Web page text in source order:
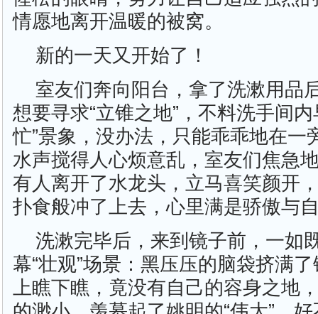
情愿地离开温暖的被窝。
新的一天又开始了！
室友们奔向阳台，拿了洗漱用品
想要寻求“立锥之地”，不料洗手间
忙”景象，没办法，只能乖乖地在一
水声搅得人心烦意乱，室友们焦急
有人离开了水龙头，立马喜笑颜开
扑食般冲了上去，心里满是骄傲与
洗漱完毕后，来到镜子前，一如
幕“壮观”场景：黑压压的脑袋挤满
上瞧下瞧，竟没有自己的容身之地